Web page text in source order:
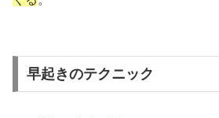
早起きのテクニック